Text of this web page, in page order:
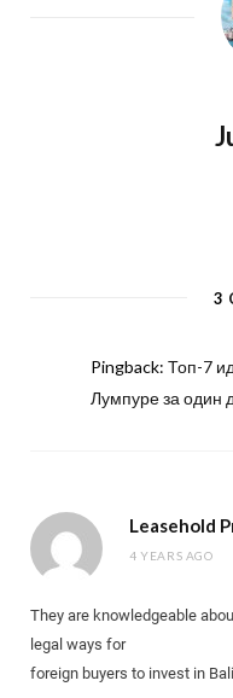
3
Pingback: Топ-7
Лумпуре за один
Leasehold
4 YEARS AGO
They are knowledgeable
legal ways for
foreign buyers to invest in